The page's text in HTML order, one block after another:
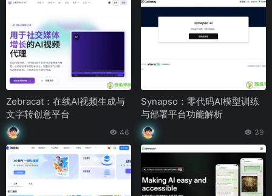
Zebracat：在线AI视频生成与
文字转创意平台
46
Synapso：零代码AI模型训练
与部署平台功能解析
39